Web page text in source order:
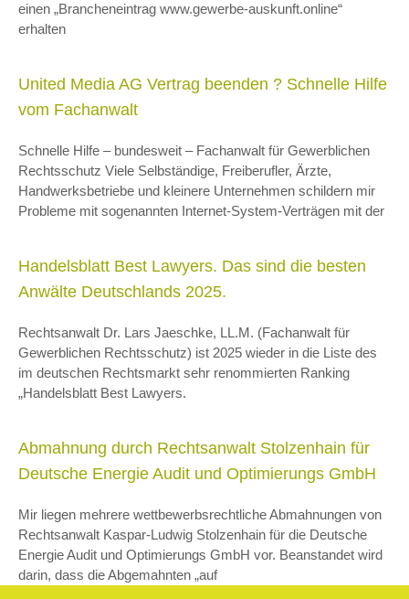
einen „Brancheneintrag www.gewerbe-auskunft.online“
erhalten
United Media AG Vertrag beenden ? Schnelle Hilfe
vom Fachanwalt
Schnelle Hilfe – bundesweit – Fachanwalt für Gewerblichen
Rechtsschutz Viele Selbständige, Freiberufler, Ärzte,
Handwerksbetriebe und kleinere Unternehmen schildern mir
Probleme mit sogenannten Internet-System-Verträgen mit der
Handelsblatt Best Lawyers. Das sind die besten
Anwälte Deutschlands 2025.
Rechtsanwalt Dr. Lars Jaeschke, LL.M. (Fachanwalt für
Gewerblichen Rechtsschutz) ist 2025 wieder in die Liste des
im deutschen Rechtsmarkt sehr renommierten Ranking
„Handelsblatt Best Lawyers.
Abmahnung durch Rechtsanwalt Stolzenhain für
Deutsche Energie Audit und Optimierungs GmbH
Mir liegen mehrere wettbewerbsrechtliche Abmahnungen von
Rechtsanwalt Kaspar-Ludwig Stolzenhain für die Deutsche
Energie Audit und Optimierungs GmbH vor. Beanstandet wird
darin, dass die Abgemahnten „auf